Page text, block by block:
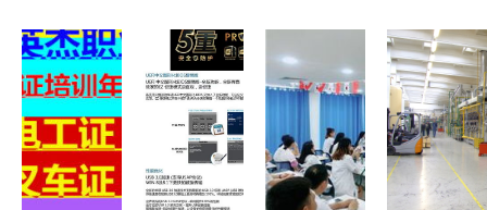
务为核心，
赋能企业智
慧决策
心技术 电
子、信息与
系统集成的
新范式
绩亮点 营
收18.84亿
务占比过半
彰显转型成
系统案例
重塑信息流
通与运营效
率的现代制
造之路